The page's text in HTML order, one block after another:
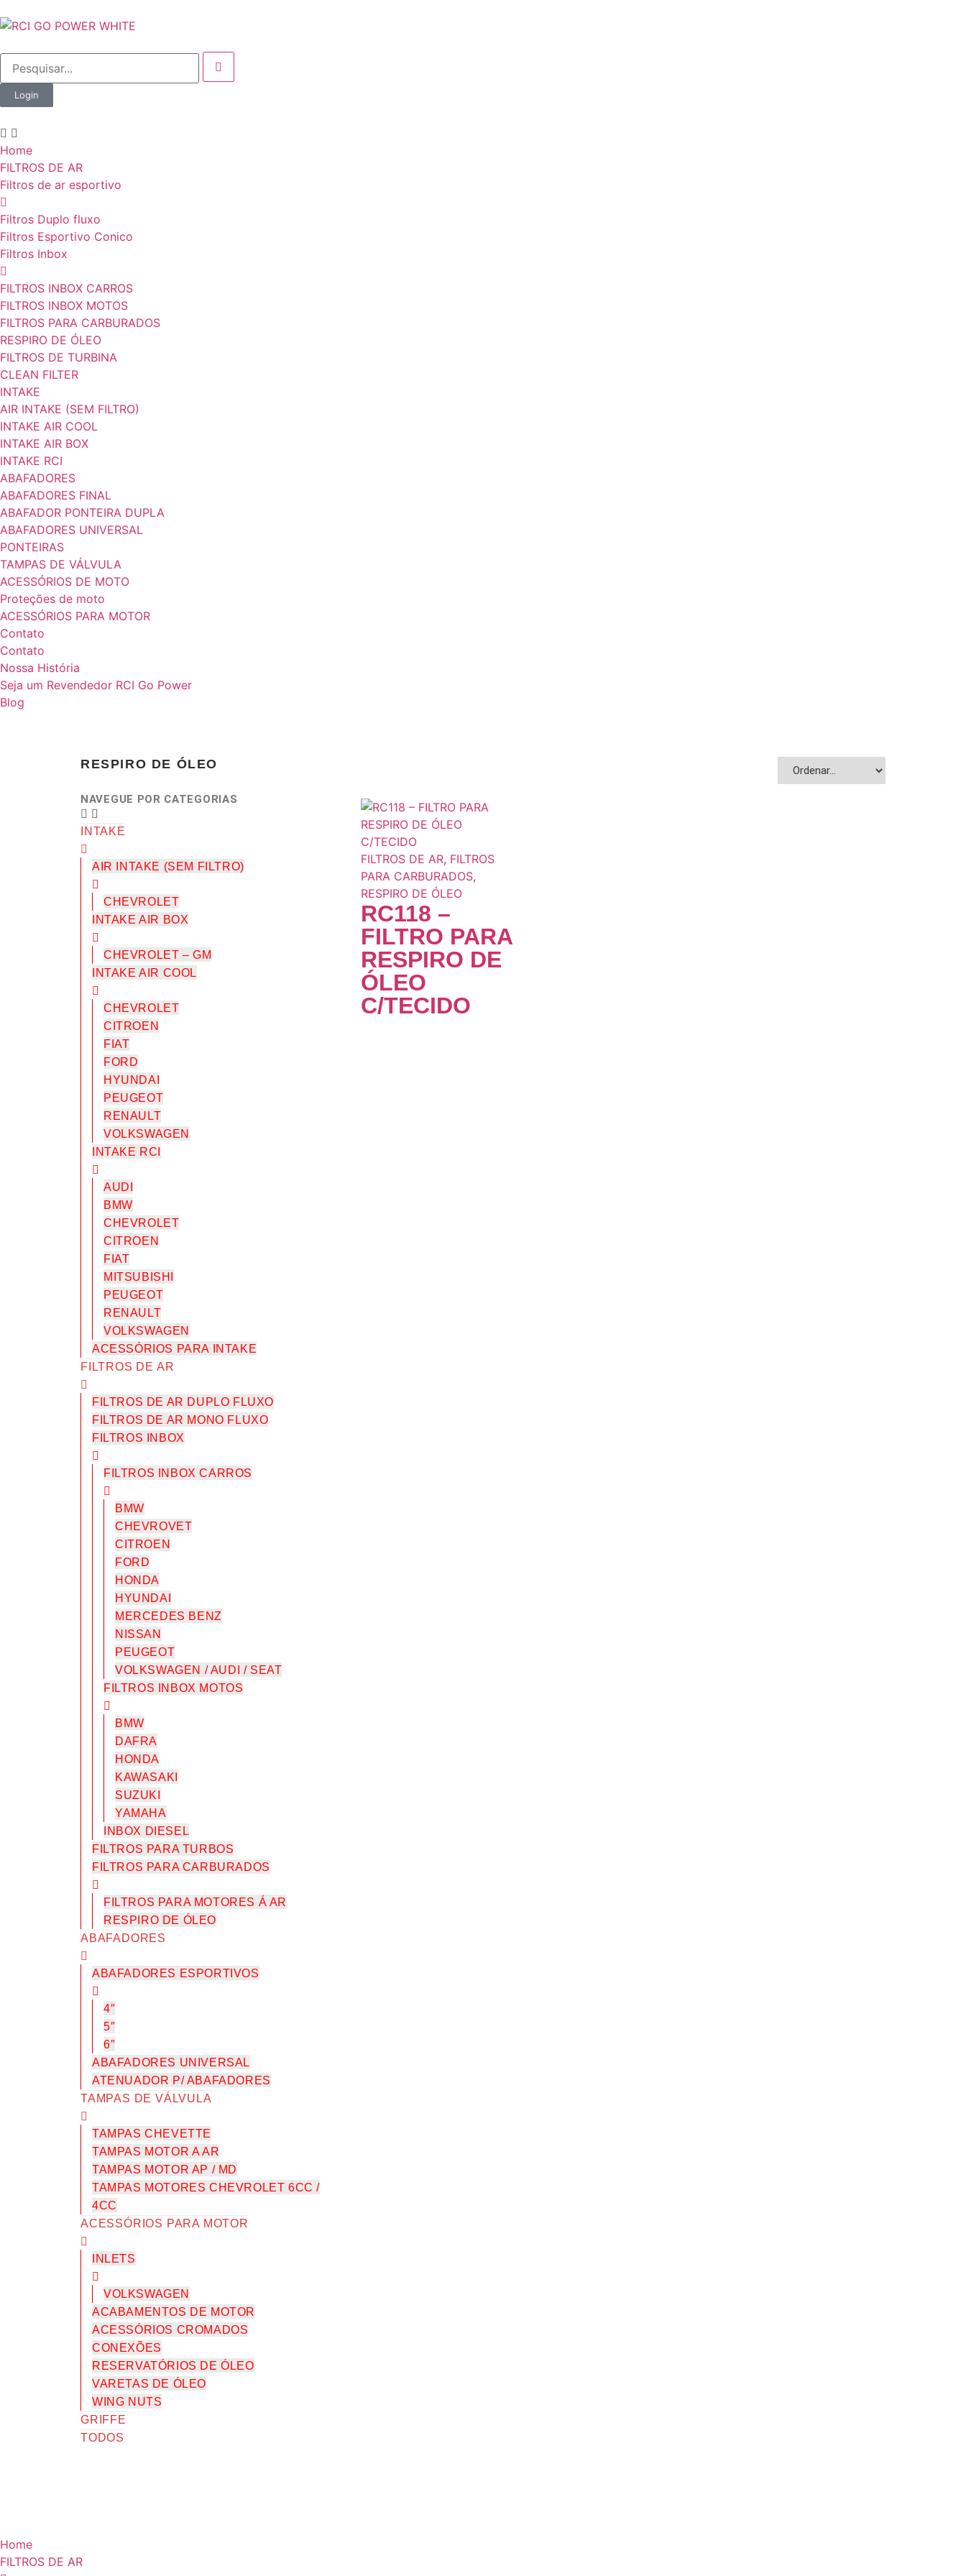
Login
Home
FILTROS DE AR
Filtros de ar esportivo
Filtros Duplo fluxo
Filtros Esportivo Conico
Filtros Inbox
FILTROS INBOX CARROS
FILTROS INBOX MOTOS
FILTROS PARA CARBURADOS
RESPIRO DE ÓLEO
FILTROS DE TURBINA
CLEAN FILTER
INTAKE
AIR INTAKE (SEM FILTRO)
INTAKE AIR COOL
INTAKE AIR BOX
INTAKE RCI
ABAFADORES
ABAFADORES FINAL
ABAFADOR PONTEIRA DUPLA
ABAFADORES UNIVERSAL
PONTEIRAS
TAMPAS DE VÁLVULA
ACESSÓRIOS DE MOTO
Proteções de moto
ACESSÓRIOS PARA MOTOR
Contato
Contato
Nossa História
Seja um Revendedor RCI Go Power
Blog
RESPIRO DE ÓLEO
NAVEGUE POR CATEGORIAS
INTAKE
AIR INTAKE (SEM FILTRO)
CHEVROLET
INTAKE AIR BOX
CHEVROLET – GM
INTAKE AIR COOL
CHEVROLET
CITROEN
FIAT
FORD
HYUNDAI
PEUGEOT
RENAULT
VOLKSWAGEN
INTAKE RCI
AUDI
BMW
CHEVROLET
CITROEN
FIAT
MITSUBISHI
PEUGEOT
RENAULT
VOLKSWAGEN
ACESSÓRIOS PARA INTAKE
FILTROS DE AR
FILTROS DE AR DUPLO FLUXO
FILTROS DE AR MONO FLUXO
FILTROS INBOX
FILTROS INBOX CARROS
BMW
CHEVROVET
CITROEN
FORD
HONDA
HYUNDAI
MERCEDES BENZ
NISSAN
PEUGEOT
VOLKSWAGEN / AUDI / SEAT
FILTROS INBOX MOTOS
BMW
DAFRA
HONDA
KAWASAKI
SUZUKI
YAMAHA
INBOX DIESEL
FILTROS PARA TURBOS
FILTROS PARA CARBURADOS
FILTROS PARA MOTORES Á AR
RESPIRO DE ÓLEO
ABAFADORES
ABAFADORES ESPORTIVOS
4″
5″
6″
ABAFADORES UNIVERSAL
ATENUADOR P/ ABAFADORES
TAMPAS DE VÁLVULA
TAMPAS CHEVETTE
TAMPAS MOTOR A AR
TAMPAS MOTOR AP / MD
TAMPAS MOTORES CHEVROLET 6CC /
4CC
ACESSÓRIOS PARA MOTOR
INLETS
VOLKSWAGEN
ACABAMENTOS DE MOTOR
ACESSÓRIOS CROMADOS
CONEXÕES
RESERVATÓRIOS DE ÓLEO
VARETAS DE ÓLEO
WING NUTS
GRIFFE
TODOS
FILTROS DE AR, FILTROS
PARA CARBURADOS,
RESPIRO DE ÓLEO
RC118 –
FILTRO PARA
RESPIRO DE
ÓLEO
C/TECIDO
Home
FILTROS DE AR